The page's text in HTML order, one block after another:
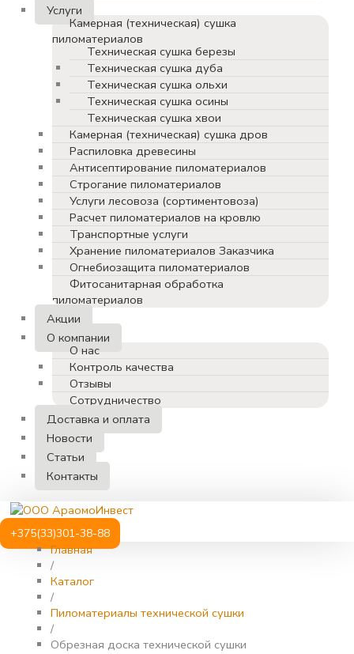
Услуги
Камерная (техническая) сушка
пиломатериалов
Техническая сушка березы
Техническая сушка дуба
Техническая сушка ольхи
Техническая сушка осины
Техническая сушка хвои
Камерная (техническая) сушка дров
Распиловка древесины
Антисептирование пиломатериалов
Строгание пиломатериалов
Услуги лесовоза (сортиментовоза)
Расчет пиломатериалов на кровлю
Транспортные услуги
Хранение пиломатериалов Заказчика
Огнебиозащита пиломатериалов
Фитосанитарная обработка
пиломатериалов
Акции
О компании
О нас
Контроль качества
Отзывы
Сотрудничество
Доставка и оплата
Новости
Статьи
Контакты
+375(33)301-38-88
Главная
/
Каталог
/
Пиломатериалы технической сушки
/
Обрезная доска технической сушки